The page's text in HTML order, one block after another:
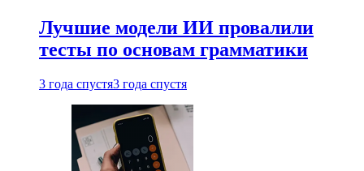
Лучшие модели ИИ провалили
тесты по основам грамматики
3 года спустя3 года спустя